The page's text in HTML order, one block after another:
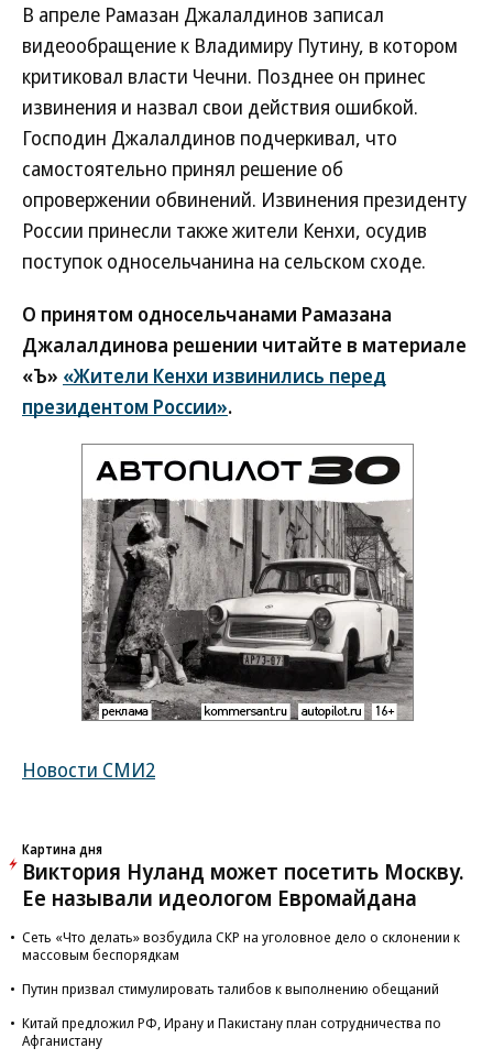
В апреле Рамазан Джалалдинов записал
видеообращение к Владимиру Путину, в котором
критиковал власти Чечни. Позднее он принес
извинения и назвал свои действия ошибкой.
Господин Джалалдинов подчеркивал, что
самостоятельно принял решение об
опровержении обвинений. Извинения президенту
России принесли также жители Кенхи, осудив
поступок односельчанина на сельском сходе.
О принятом односельчанами Рамазана
Джалалдинова решении читайте в материале
«Ъ» «Жители Кенхи извинились перед
президентом России».
Новости СМИ2
Картина дня
Виктория Нуланд может посетить Москву.
Ее называли идеологом Евромайдана
Сеть «Что делать» возбудила СКР на уголовное дело о склонении к
массовым беспорядкам
Путин призвал стимулировать талибов к выполнению обещаний
Китай предложил РФ, Ирану и Пакистану план сотрудничества по
Афганистану